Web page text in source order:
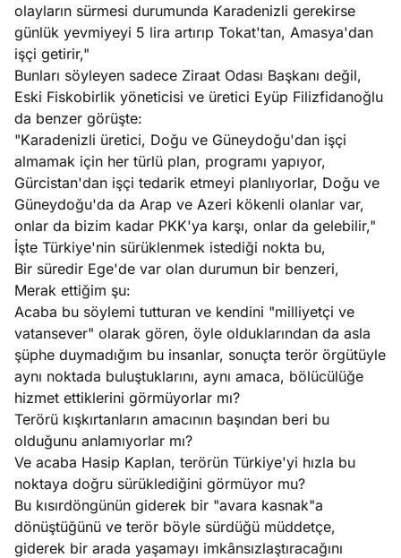
olayların sürmesi durumunda Karadenizli gerekirse
günlük yevmiyeyi 5 lira artırıp Tokat'tan, Amasya'dan
işçi getirir,"
Bunları söyleyen sadece Ziraat Odası Başkanı değil,
Eski Fiskobirlik yöneticisi ve üretici Eyüp Filizfidanoğlu
da benzer görüşte:
"Karadenizli üretici, Doğu ve Güneydoğu'dan işçi
almamak için her türlü plan, programı yapıyor,
Gürcistan'dan işçi tedarik etmeyi planlıyorlar, Doğu ve
Güneydoğu'da da Arap ve Azeri kökenli olanlar var,
onlar da bizim kadar PKK'ya karşı, onlar da gelebilir,"
İşte Türkiye'nin sürüklenmek istediği nokta bu,
Bir süredir Ege'de var olan durumun bir benzeri,
Merak ettiğim şu:
Acaba bu söylemi tutturan ve kendini "milliyetçi ve
vatansever" olarak gören, öyle olduklarından da asla
şüphe duymadığım bu insanlar, sonuçta terör örgütüyle
aynı noktada buluştuklarını, aynı amaca, bölücülüğe
hizmet ettiklerini görmüyorlar mı?
Terörü kışkırtanların amacının başından beri bu
olduğunu anlamıyorlar mı?
Ve acaba Hasip Kaplan, terörün Türkiye'yi hızla bu
noktaya doğru sürüklediğini görmüyor mu?
Bu kısırdöngünün giderek bir "avara kasnak"a
dönüştüğünü ve terör böyle sürdüğü müddetçe,
giderek bir arada yaşamayı imkânsızlaştıracağını